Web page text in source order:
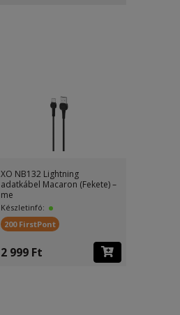
XO NB132 Lightning
adatkábel Macaron (Fekete) –
me
Készletinfó:
200 FirstPont
2 999 Ft